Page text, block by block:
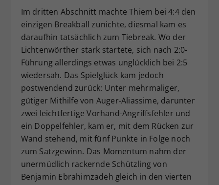
Im dritten Abschnitt machte Thiem bei 4:4 den
einzigen Breakball zunichte, diesmal kam es
daraufhin tatsächlich zum Tiebreak. Wo der
Lichtenwörther stark startete, sich nach 2:0-
Führung allerdings etwas unglücklich bei 2:5
wiedersah. Das Spielglück kam jedoch
postwendend zurück: Unter mehrmaliger,
gütiger Mithilfe von Auger-Aliassime, darunter
zwei leichtfertige Vorhand-Angriffsfehler und
ein Doppelfehler, kam er, mit dem Rücken zur
Wand stehend, mit fünf Punkte in Folge noch
zum Satzgewinn. Das Momentum nahm der
unermüdlich rackernde Schützling von
Benjamin Ebrahimzadeh gleich in den vierten